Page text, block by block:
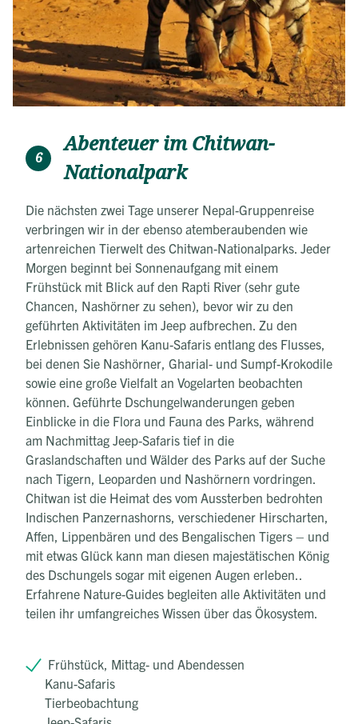
6
Abenteuer im Chitwan-
Nationalpark
Die nächsten zwei Tage unserer Nepal-Gruppenreise
verbringen wir in der ebenso atemberaubenden wie
artenreichen Tierwelt des Chitwan-Nationalparks. Jeder
Morgen beginnt bei Sonnenaufgang mit einem
Frühstück mit Blick auf den Rapti River (sehr gute
Chancen, Nashörner zu sehen), bevor wir zu den
geführten Aktivitäten im Jeep aufbrechen. Zu den
Erlebnissen gehören Kanu-Safaris entlang des Flusses,
bei denen Sie Nashörner, Gharial- und Sumpf-Krokodile
sowie eine große Vielfalt an Vogelarten beobachten
können. Geführte Dschungelwanderungen geben
Einblicke in die Flora und Fauna des Parks, während
am Nachmittag Jeep-Safaris tief in die
Graslandschaften und Wälder des Parks auf der Suche
nach Tigern, Leoparden und Nashörnern vordringen.
Chitwan ist die Heimat des vom Aussterben bedrohten
Indischen Panzernashorns, verschiedener Hirscharten,
Affen, Lippenbären und des Bengalischen Tigers – und
mit etwas Glück kann man diesen majestätischen König
des Dschungels sogar mit eigenen Augen erleben..
Erfahrene Nature-Guides begleiten alle Aktivitäten und
teilen ihr umfangreiches Wissen über das Ökosystem.
Frühstück, Mittag- und Abendessen
Kanu-Safaris
Tierbeobachtung